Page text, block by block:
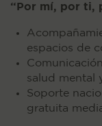
“Por mí, por ti,
espacios de
salud mental
Soporte
gratuita